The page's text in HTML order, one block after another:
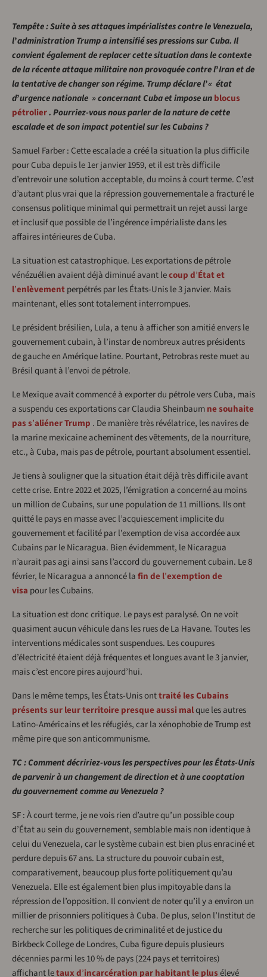
Tempête : Suite à ses attaques impérialistes contre le Venezuela,
l’administration Trump a intensifié ses pressions sur Cuba. Il
convient également de replacer cette situation dans le contexte
de la récente attaque militaire non provoquée contre l’Iran et de
la tentative de changer son régime. Trump déclare l’« état
d’urgence nationale » concernant Cuba et impose unblocus
pétrolier. Pourriez-vous nous parler de la nature de cette
escalade et de son impact potentiel sur les Cubains ?
Samuel Farber : Cette escalade a créé la situation la plus difficile
pour Cuba depuis le 1er janvier 1959, et il est très difficile
d’entrevoir une solution acceptable, du moins à court terme. C’est
d’autant plus vrai que la répression gouvernementale a fracturé le
consensus politique minimal qui permettrait un rejet aussi large
et inclusif que possible de l’ingérence impérialiste dans les
affaires intérieures de Cuba.
La situation est catastrophique. Les exportations de pétrole
vénézuélien avaient déjà diminué avant lecoup d’État et
l’enlèvementperpétrés par les États-Unis le 3 janvier. Mais
maintenant, elles sont totalement interrompues.
Le président brésilien, Lula, a tenu à afficher son amitié envers le
gouvernement cubain, à l’instar de nombreux autres présidents
de gauche en Amérique latine. Pourtant, Petrobras reste muet au
Brésil quant à l’envoi de pétrole.
Le Mexique avait commencé à exporter du pétrole vers Cuba, mais
a suspendu ces exportations car Claudia Sheinbaumne souhaite
pas s’aliéner Trump . De manière très révélatrice, les navires de
la marine mexicaine acheminent des vêtements, de la nourriture,
etc., à Cuba, mais pas de pétrole, pourtant absolument essentiel.
Je tiens à souligner que la situation était déjà très difficile avant
cette crise. Entre 2022 et 2025, l’émigration a concerné au moins
un million de Cubains, sur une population de 11 millions. Ils ont
quitté le pays en masse avec l’acquiescement implicite du
gouvernement et facilité par l’exemption de visa accordée aux
Cubains par le Nicaragua. Bien évidemment, le Nicaragua
n’aurait pas agi ainsi sans l’accord du gouvernement cubain. Le 8
février, le Nicaragua a annoncé lafin de l’exemption de
visa pour les Cubains.
La situation est donc critique. Le pays est paralysé. On ne voit
quasiment aucun véhicule dans les rues de La Havane. Toutes les
interventions médicales sont suspendues. Les coupures
d’électricité étaient déjà fréquentes et longues avant le 3 janvier,
mais c’est encore pires aujourd’hui.
Dans le même temps, les États-Unis onttraité les Cubains
présents sur leur territoire presque aussi malque les autres
Latino-Américains et les réfugiés, car la xénophobie de Trump est
même pire que son anticommunisme.
TC : Comment décririez-vous les perspectives pour les États-Unis
de parvenir à un changement de direction et à une cooptation
du gouvernement comme au Venezuela ?
SF : À court terme, je ne vois rien d’autre qu’un possible coup
d’État au sein du gouvernement, semblable mais non identique à
celui du Venezuela, car le système cubain est bien plus enraciné et
perdure depuis 67 ans. La structure du pouvoir cubain est,
comparativement, beaucoup plus forte politiquement qu’au
Venezuela. Elle est également bien plus impitoyable dans la
répression de l’opposition. Il convient de noter qu’il y a environ un
millier de prisonniers politiques à Cuba. De plus, selon l’Institut de
recherche sur les politiques de criminalité et de justice du
Birkbeck College de Londres, Cuba figure depuis plusieurs
décennies parmi les 10 % de pays (224 pays et territoires)
affichant letaux d’incarcération par habitant le plusélevé